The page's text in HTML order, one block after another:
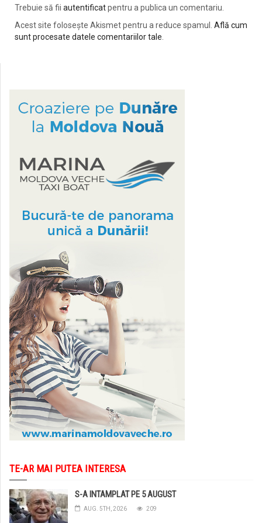
Trebuie să fii autentificatpentru a publica un comentariu.
Acest site folosește Akismet pentru a reduce spamul. Află cum
sunt procesate datele comentariilor tale
TE-AR MAI PUTEA INTERESA
S-A INTAMPLAT PE 5 AUGUST
AUG. 5TH, 2026 209